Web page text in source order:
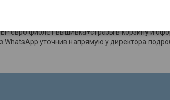
евро фиолет вышивка+стразы в нашем
евро фиолет вышивка+стразы в корзину и
WhatsApp уточнив напрямую у директора